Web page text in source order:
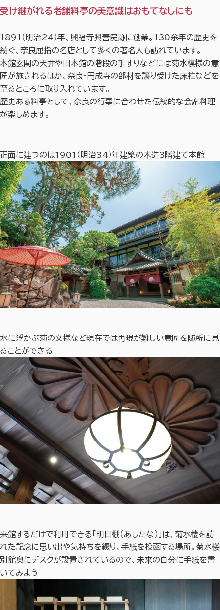
受け継がれる老舗料亭の美意識はおもてなしにも
1891（明治24）年、興福寺興善院跡に創業。130余年の歴史を
紡ぐ、奈良屈指の名店として多くの著名人も訪れています。
本館玄関の天井や旧本館の階段の手すりなどには菊水模様の意
匠が施されるほか、奈良・ 円成寺の部材を譲り受けた床柱などを
至るところに取り入れています。
歴史ある料亭として、奈良の行事に合わせた伝統的な会席料理
が楽しめます。
正面に建つのは1901（明治34）年建築の木造3階建て本館
水に浮かぶ菊の文様など現在では再現が難しい意匠を随所に見
ることができる
来館するだけで利用できる「明日棚（あしたな）」は、菊水楼を訪
れた記念に思い出や気持ちを綴り、手紙を投函する場所。菊水楼
別館奥にデスクが設置されているので、未来の自分に手紙を書
いてみよう